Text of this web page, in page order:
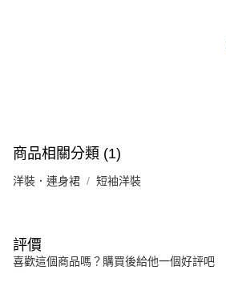
商品相關分類 (1)
洋裝．連身裙 短袖洋裝
評價
喜歡這個商品嗎？購買後給他一個好評吧